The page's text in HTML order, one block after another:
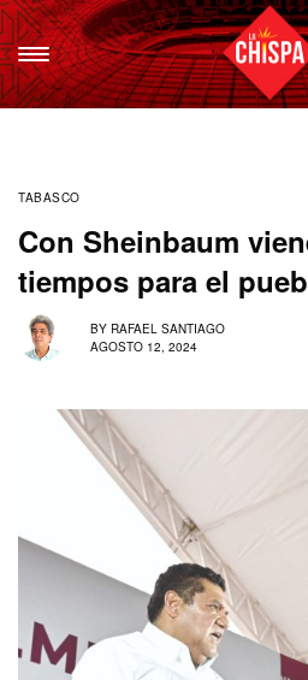
TABASCO
Con Sheinbaum
tiempos para el
BY RAFAEL SANTIAGO
AGOSTO 12, 2024